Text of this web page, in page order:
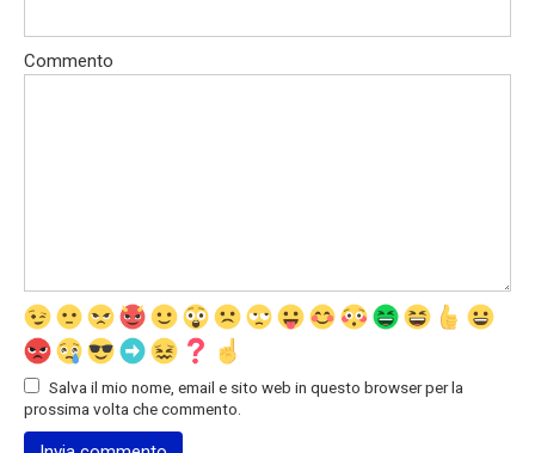
Commento
Salva il mio nome, email e sito web in questo browser per la
prossima volta che commento.